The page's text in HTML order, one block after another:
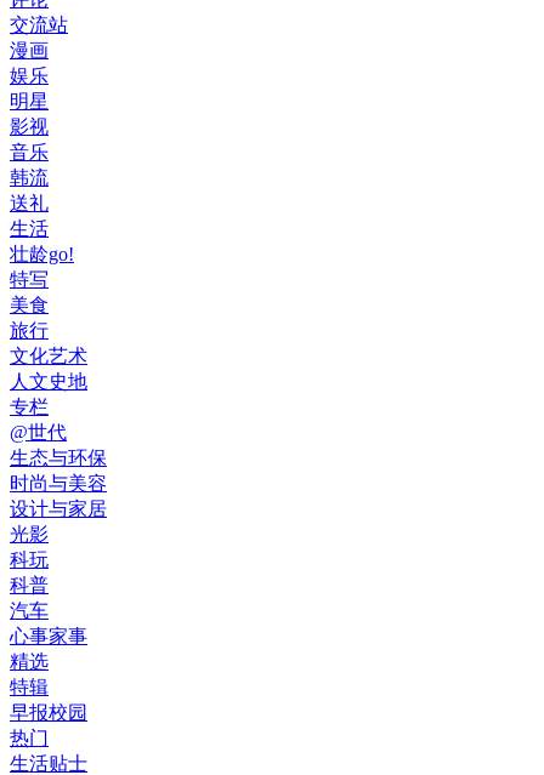
交流站
漫画
娱乐
明星
影视
音乐
韩流
送礼
生活
壮龄go!
特写
美食
旅行
文化艺术
人文史地
专栏
@世代
生态与环保
时尚与美容
设计与家居
光影
科玩
科普
汽车
心事家事
精选
特辑
早报校园
热门
生活贴士